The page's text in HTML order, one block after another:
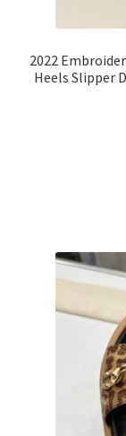
2022
Heels Slipper